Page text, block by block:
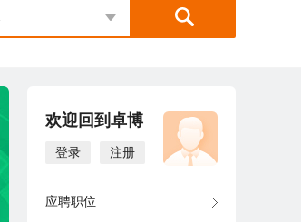
欢迎回到卓博
登录 注册
应聘职位